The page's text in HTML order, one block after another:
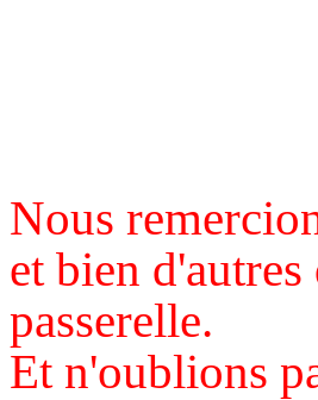
Nous
et bien
passerelle.
Et n'oublions